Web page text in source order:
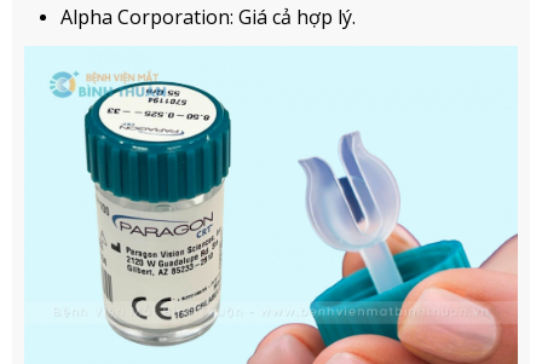
Alpha Corporation: Giá cả hợp lý.